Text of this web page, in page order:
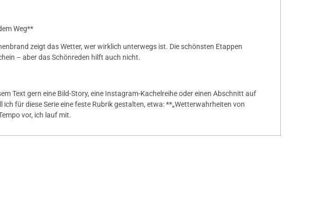
Weg**
zeigt das Wetter, wer wirklich unterwegs ist. Die schönsten Etappen
– aber das Schönreden hilft auch nicht.
Text gern eine Bild-Story, eine Instagram-Kachelreihe oder einen Abschnitt auf
ich für diese Serie eine feste Rubrik gestalten, etwa: **„Wetterwahrheiten von
vor, ich lauf mit.